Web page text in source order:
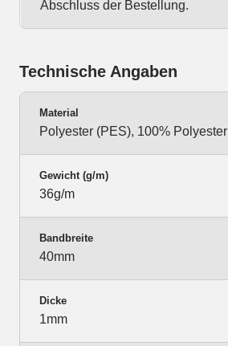
Abschluss der Bestellung.
Technische Angaben
Material
Polyester (PES), 100% Polyester
Gewicht (g/m)
36g/m
Bandbreite
40mm
Dicke
1mm